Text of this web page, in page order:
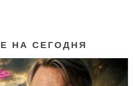
НА СЕГОДНЯ